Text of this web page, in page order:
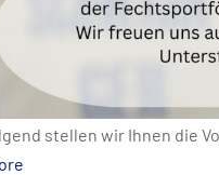
stellen wir Ihnen die